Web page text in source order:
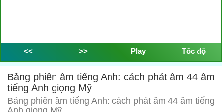
<< >> Play Tốc độ
Bảng phiên âm tiếng Anh: cách phát âm 44 âm
tiếng Anh giọng Mỹ
Bảng phiên âm tiếng Anh: cách phát âm 44 âm tiếng
Anh giọng Mỹ